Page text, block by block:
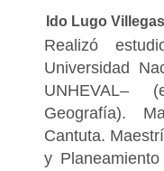
Ido Lugo Villegas
Realizó
Universidad
UNHEVAL–
Geografía).
Cantuta.
y